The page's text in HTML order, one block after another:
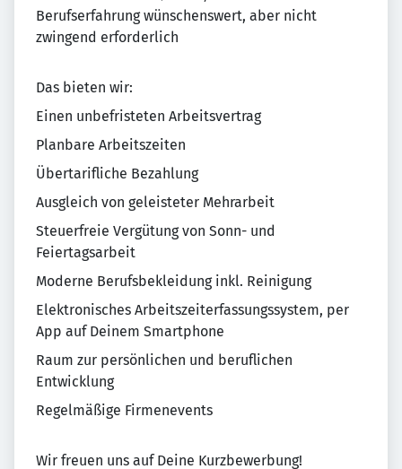
Berufserfahrung wünschenswert, aber nicht
zwingend erforderlich
Das bieten wir:
Einen unbefristeten Arbeitsvertrag
Planbare Arbeitszeiten
Übertarifliche Bezahlung
Ausgleich von geleisteter Mehrarbeit
Steuerfreie Vergütung von Sonn- und
Feiertagsarbeit
Moderne Berufsbekleidung inkl. Reinigung
Elektronisches Arbeitszeiterfassungssystem, per
App auf Deinem Smartphone
Raum zur persönlichen und beruflichen
Entwicklung
Regelmäßige Firmenevents
Wir freuen uns auf Deine Kurzbewerbung!